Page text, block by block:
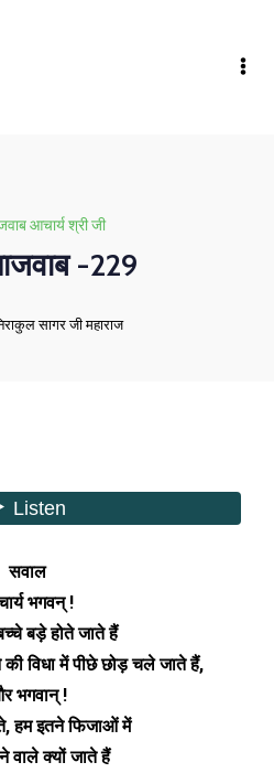
आचार्य श्री जी
-229
सागर जी महाराज
सवाल
भगवन् !
बड़े होते जाते हैं
की विधा में पीछे छोड़ चले जाते हैं,
भगवान् !
हम इतने फिजाओं में
वाले क्यों जाते हैं